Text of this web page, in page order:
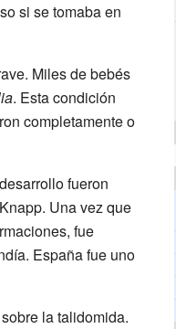
si se tomaba en
Miles de bebés
. Esta condición
completamente o
fueron
Una vez que
fue
España fue uno
la talidomida.